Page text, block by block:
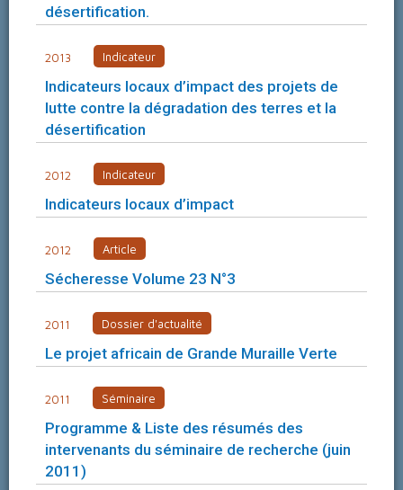
désertification.
2013 Indicateur
Indicateurs locaux d’impact des projets de
lutte contre la dégradation des terres et la
désertification
2012 Indicateur
Indicateurs locaux d’impact
2012 Article
Sécheresse Volume 23 N°3
2011 Dossier d'actualité
Le projet africain de Grande Muraille Verte
2011 Séminaire
Programme & Liste des résumés des
intervenants du séminaire de recherche (juin
2011)